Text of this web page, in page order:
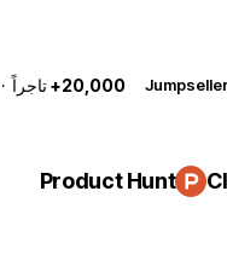
20,000+ تاجراً
Product Hunt